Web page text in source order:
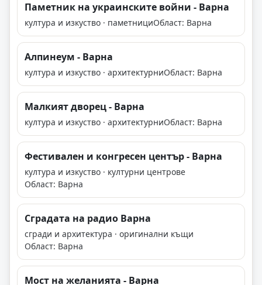
Паметник на украинските войни - Варна
култура и изкуство · паметнициОбласт: Варна
Алпинеум - Варна
култура и изкуство · архитектурниОбласт: Варна
Малкият дворец - Варна
култура и изкуство · архитектурниОбласт: Варна
Фестивален и конгресен център - Варна
култура и изкуство · културни центрове
Област: Варна
Сградата на радио Варна
сгради и архитектура · оригинални къщи
Област: Варна
Мост на желанията - Варна